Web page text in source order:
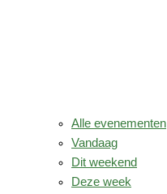
Alle evenementen
Vandaag
Dit weekend
Deze week